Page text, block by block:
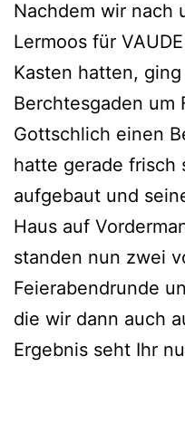
Nachdem wir nach
Lermoos für
Kasten hatten,
Berchtesgaden um
Gottschlich einen
hatte gerade frisch
aufgebaut und
Haus auf
standen nun zwei
Feierabendrunde
die wir dann auch
Ergebnis seht Ihr